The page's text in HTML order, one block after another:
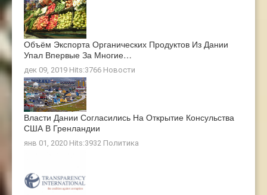
Объём Экспорта Органических Продуктов Из Дании
Упал Впервые За Многие…
дек 09, 2019 Hits:3766 Новости
Власти Дании Согласились На Открытие Консульства
США В Гренландии
янв 01, 2020 Hits:3932 Политика